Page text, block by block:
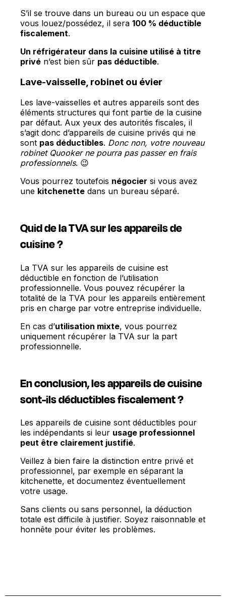
S’il se trouve dans un bureau ou un espace que
vous louez/possédez, il sera 100 % déductible
fiscalement.
Un réfrigérateur dans la cuisine utilisé à titre
privé n’est bien sûr pas déductible.
Lave-vaisselle, robinet ou évier
Les lave-vaisselles et autres appareils sont des
éléments structures qui font partie de la cuisine
par défaut. Aux yeux des autorités fiscales, il
s’agit donc d’appareils de cuisine privés qui ne
sont pas déductibles. Donc non, votre nouveau
robinet Quooker ne pourra pas passer en frais
professionnels. 😉
Vous pourrez toutefois négocier si vous avez
une kitchenette dans un bureau séparé.
Quid de la TVA sur les appareils de
cuisine ?
La TVA sur les appareils de cuisine est
déductible en fonction de l’utilisation
professionnelle. Vous pouvez récupérer la
totalité de la TVA pour les appareils entièrement
pris en charge par votre entreprise individuelle.
En cas d’utilisation mixte, vous pourrez
uniquement récupérer la TVA sur la part
professionnelle.
En conclusion, les appareils de cuisine
sont-ils déductibles fiscalement ?
Les appareils de cuisine sont déductibles pour
les indépendants si leur usage professionnel
peut être clairement justifié.
Veillez à bien faire la distinction entre privé et
professionnel, par exemple en séparant la
kitchenette, et documentez éventuellement
votre usage.
Sans clients ou sans personnel, la déduction
totale est difficile à justifier. Soyez raisonnable et
honnête pour éviter les problèmes.